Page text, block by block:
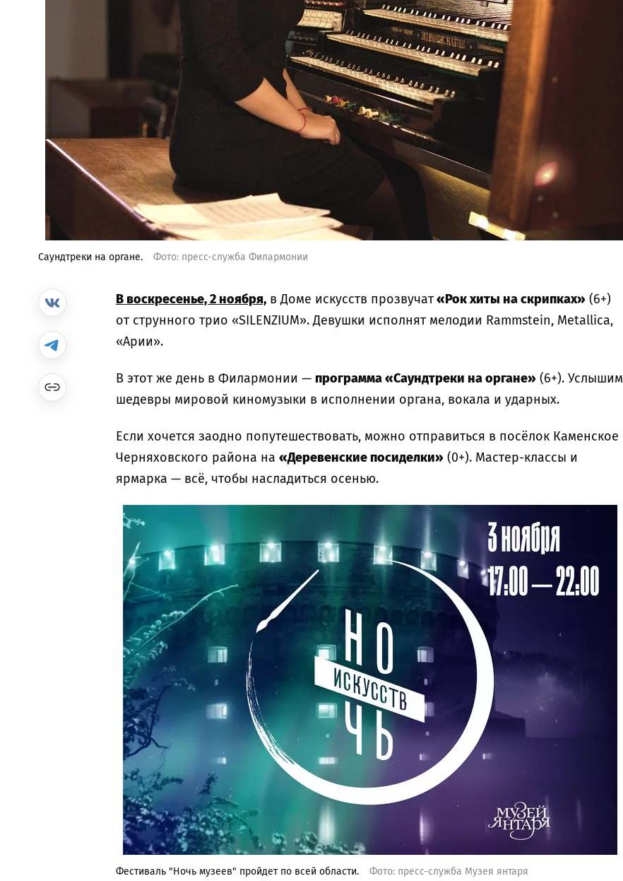
Саундтреки на органе. Фото: пресс-служба Филармонии
В воскресенье, 2 ноября, в Доме искусств прозвучат«Рок хиты на скрипках» (6+)
от струнного трио «SILENZIUM». Девушки исполнят мелодии Rammstein, Metallica,
«Арии».
В этот же день в Филармонии — программа «Саундтреки на органе» (6+). Услышим
шедевры мировой киномузыки в исполнении органа, вокала и ударных.
Если хочется заодно попутешествовать, можно отправиться в посёлок Каменское
Черняховского района на «Деревенские посиделки» (0+). Мастер-классы и
ярмарка — всё, чтобы насладиться осенью.
Фестиваль "Ночь музеев" пройдет по всей области. Фото: пресс-служба Музея янтаря